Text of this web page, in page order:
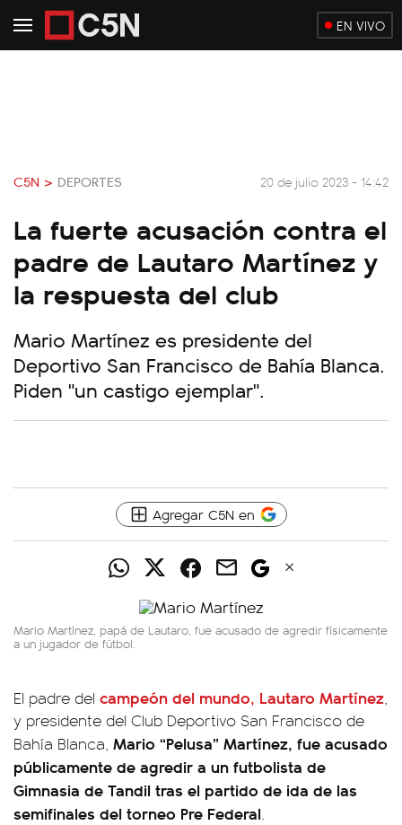
EN VIVO
C5N > DEPORTES 20 de julio 2023 - 14:42
La fuerte acusación contra el
padre de Lautaro Martínez y
la respuesta del club
Mario Martínez es presidente del
Deportivo San Francisco de Bahía Blanca.
Piden "un castigo ejemplar".
Agregar C5N en
Mario Martínez, papá de Lautaro, fue acusado de agredir físicamente
a un jugador de fútbol.
El padre del campeón del mundo, Lautaro Martínez,
y presidente del Club Deportivo San Francisco de
Bahía Blanca, Mario “Pelusa” Martínez, fue acusado
públicamente de agredir a un futbolista de
Gimnasia de Tandil tras el partido de ida de las
semifinales del torneo Pre Federal.